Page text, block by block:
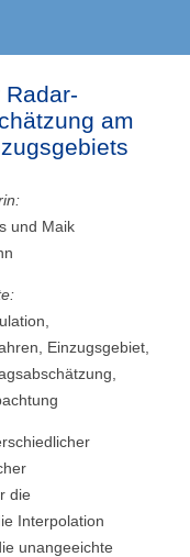
am
und Maik
Einzugsgebiet,
die
Interpolation
unangeeichte